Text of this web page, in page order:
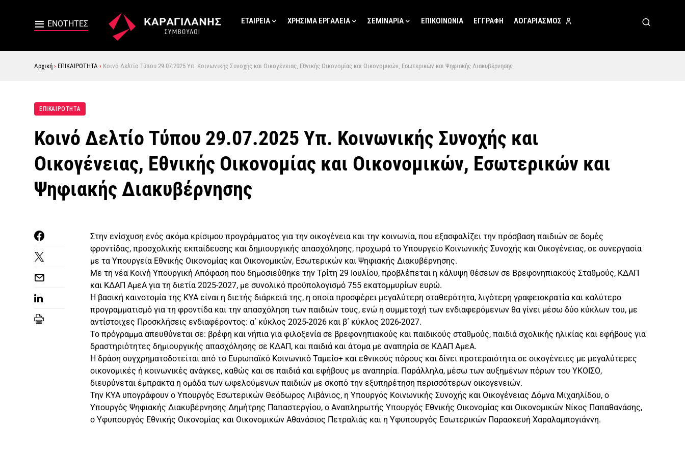
ΕΤΑΙΡΕΙΑ ΧΡΗΣΙΜΑ ΕΡΓΑΛΕΙΑ ΣΕΜΙΝΑΡΙΑ ΕΠΙΚΟΙΝΩΝΙΑ ΕΓΓΡΑΦΗ ΛΟΓΑΡΙΑΣΜΟΣ
Αρχική › ΕΠΙΚΑΙΡΟΤΗΤΑ › Κοινό Δελτίο Τύπου 29.07.2025 Υπ. Κοινωνικής Συνοχής και Οικογένειας, Εθνικής Οικονομίας και Οικονομικών, Εσωτερικών και Ψηφιακής Διακυβέρνησης
ΕΠΙΚΑΙΡΟΤΗΤΑ
Κοινό Δελτίο Τύπου 29.07.2025 Υπ. Κοινωνικής Συνοχής και
Οικογένειας, Εθνικής Οικονομίας και Οικονομικών, Εσωτερικών και
Ψηφιακής Διακυβέρνησης
Στην ενίσχυση ενός ακόμα κρίσιμου προγράμματος για την οικογένεια και την κοινωνία, που εξασφαλίζει την πρόσβαση παιδιών σε δομές
φροντίδας, προσχολικής εκπαίδευσης και δημιουργικής απασχόλησης, προχωρά το Υπουργείο Κοινωνικής Συνοχής και Οικογένειας, σε συνεργασία
με τα Υπουργεία Εθνικής Οικονομίας και Οικονομικών, Εσωτερικών και Ψηφιακής Διακυβέρνησης.
Με τη νέα Κοινή Υπουργική Απόφαση που δημοσιεύθηκε την Τρίτη 29 Ιουλίου, προβλέπεται η κάλυψη θέσεων σε Βρεφονηπιακούς Σταθμούς, ΚΔΑΠ
και ΚΔΑΠ ΑμεΑ για τη διετία 2025-2027, με συνολικό προϋπολογισμό 755 εκατομμυρίων ευρώ.
Η βασική καινοτομία της ΚΥΑ είναι η διετής διάρκειά της, η οποία προσφέρει μεγαλύτερη σταθερότητα, λιγότερη γραφειοκρατία και καλύτερο
προγραμματισμό για τη φροντίδα και την απασχόληση των παιδιών τους, ενώ η συμμετοχή των ενδιαφερόμενων θα γίνει μέσω δύο κύκλων του, με
αντίστοιχες Προσκλήσεις ενδιαφέροντος: α΄ κύκλος 2025-2026 και β΄ κύκλος 2026-2027.
Το πρόγραμμα απευθύνεται σε: βρέφη και νήπια για φιλοξενία σε βρεφονηπιακούς και παιδικούς σταθμούς, παιδιά σχολικής ηλικίας και εφήβους για
δραστηριότητες δημιουργικής απασχόλησης σε ΚΔΑΠ, και παιδιά και άτομα με αναπηρία σε ΚΔΑΠ ΑμεΑ.
Η δράση συγχρηματοδοτείται από το Ευρωπαϊκό Κοινωνικό Ταμείο+ και εθνικούς πόρους και δίνει προτεραιότητα σε οικογένειες με μεγαλύτερες
οικονομικές ή κοινωνικές ανάγκες, καθώς και σε παιδιά και εφήβους με αναπηρία. Παράλληλα, μέσω των αυξημένων πόρων του ΥΚΟΙΣΟ,
διευρύνεται έμπρακτα η ομάδα των ωφελούμενων παιδιών με σκοπό την εξυπηρέτηση περισσότερων οικογενειών.
Την ΚΥΑ υπογράφουν ο Υπουργός Εσωτερικών Θεόδωρος Λιβάνιος, η Υπουργός Κοινωνικής Συνοχής και Οικογένειας Δόμνα Μιχαηλίδου, ο
Υπουργός Ψηφιακής Διακυβέρνησης Δημήτρης Παπαστεργίου, ο Αναπληρωτής Υπουργός Εθνικής Οικονομίας και Οικονομικών Νίκος Παπαθανάσης,
ο Υφυπουργός Εθνικής Οικονομίας και Οικονομικών Αθανάσιος Πετραλιάς και η Υφυπουργός Εσωτερικών Παρασκευή Χαραλαμπογιάννη.